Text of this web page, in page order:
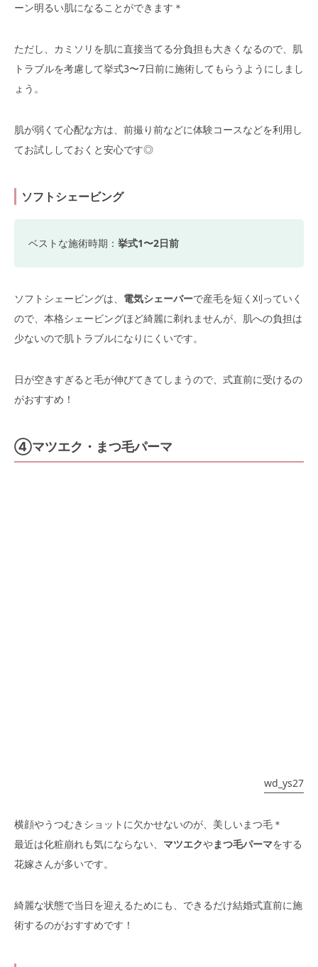
ーン明るい肌になることができます＊
ただし、カミソリを肌に直接当てる分負担も大きくなるので、肌
トラブルを考慮して挙式3〜7日前に施術してもらうようにしまし
ょう。
肌が弱くて心配な方は、前撮り前などに体験コースなどを利用し
てお試ししておくと安心です◎
ソフトシェービング
ベストな施術時期： 挙式1〜2日前
ソフトシェービングは、 電気シェーバーで産毛を短く刈っていく
ので、本格シェービングほど綺麗に剃れませんが、肌への負担は
少ないので肌トラブルになりにくいです。
日が空きすぎると毛が伸びてきてしまうので、式直前に受けるの
がおすすめ！
④マツエク・まつ毛パーマ
wd_ys27
横顔やうつむきショットに欠かせないのが、美しいまつ毛＊
最近は化粧崩れも気にならない、 マツエクやまつ毛パーマをする
花嫁さんが多いです。
綺麗な状態で当日を迎えるためにも、できるだけ結婚式直前に施
術するのがおすすめです！